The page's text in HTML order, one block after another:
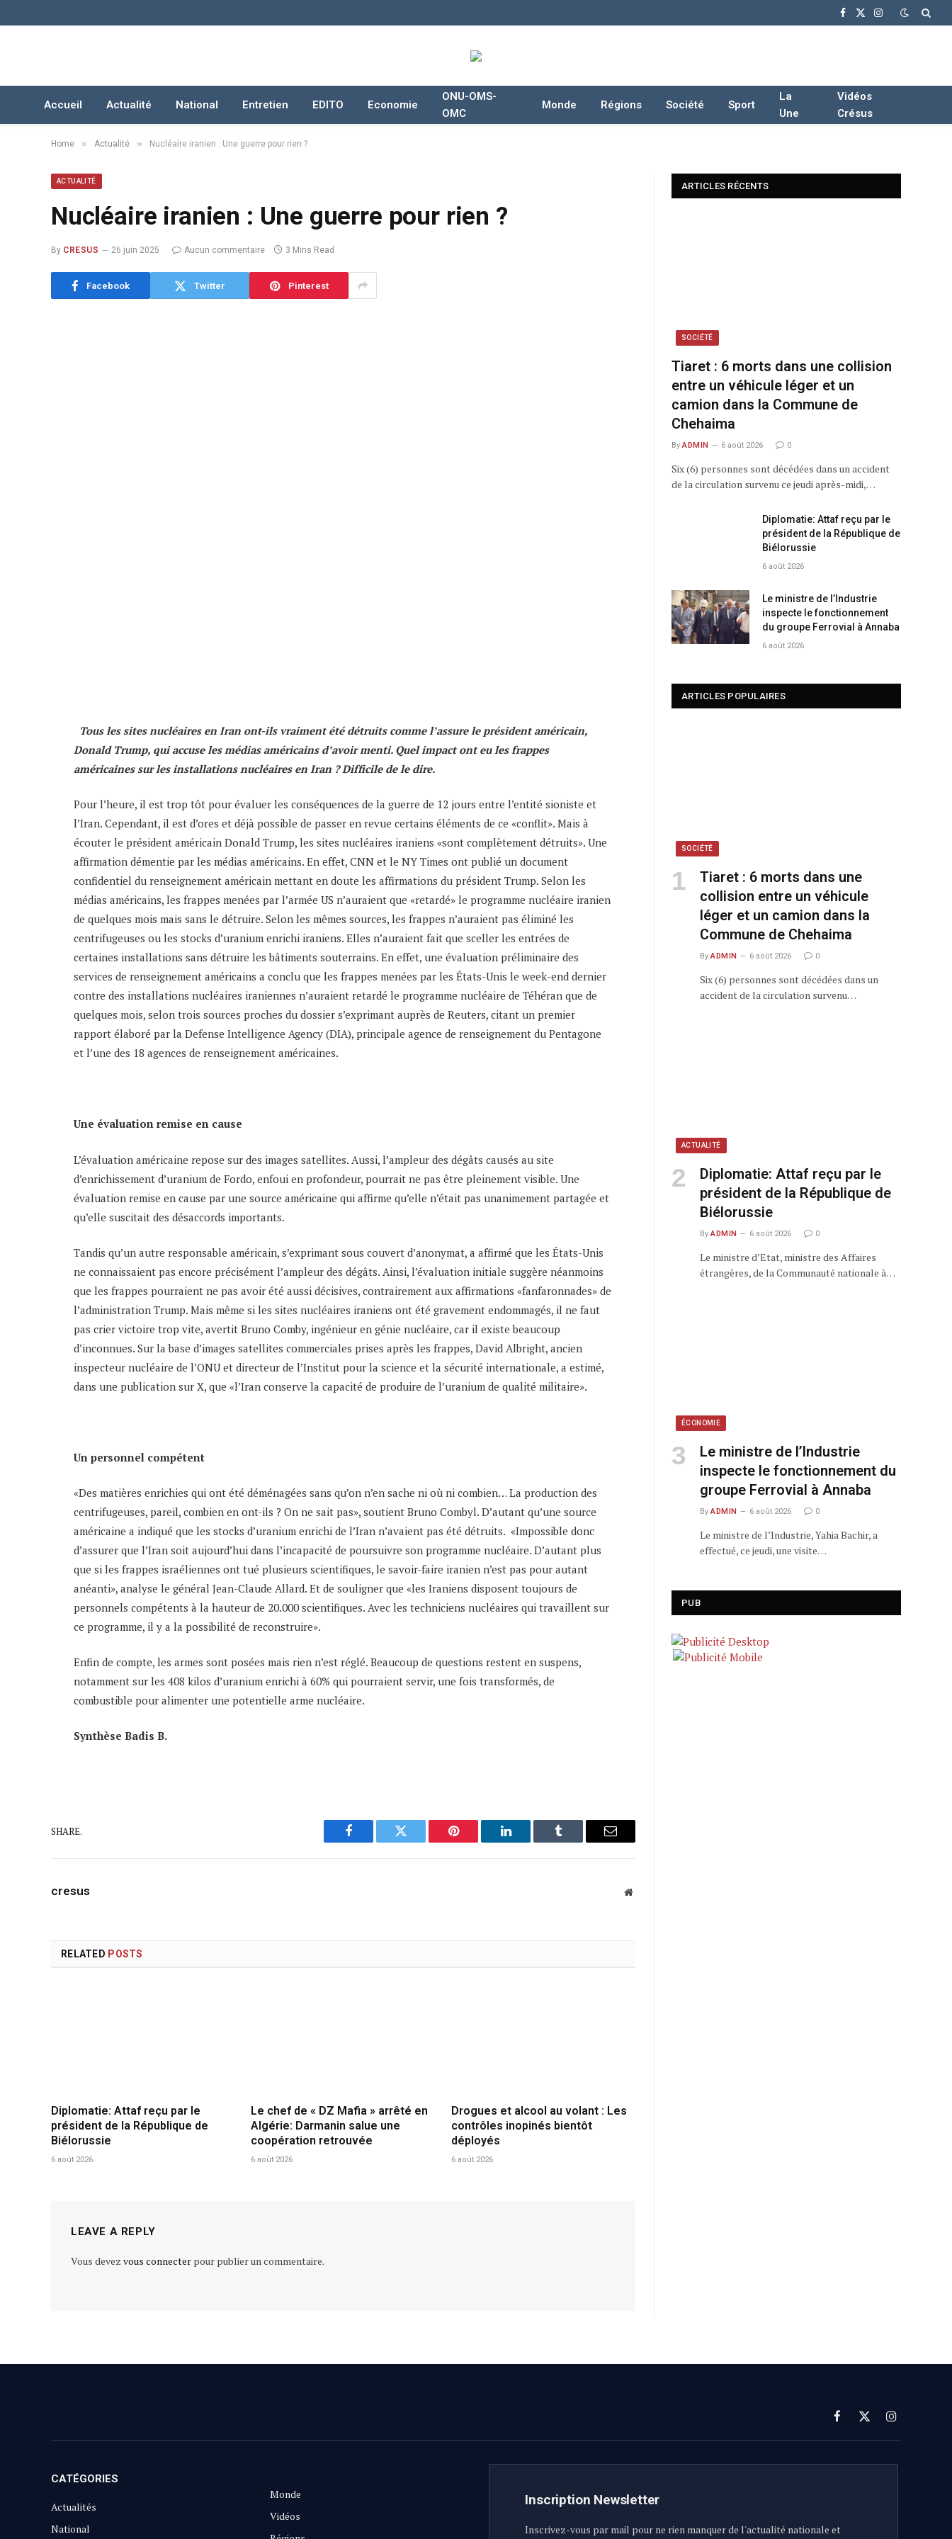
Facebook
X
Instagram
Accueil Actualité National Entretien EDITO Economie
ONU-OMS-
OMC
Monde Régions Société Sport
La
Une
Vidéos
Crésus
Home » Actualité » Nucléaire iranien : Une guerre pour rien ?
ACTUALITÉ
Nucléaire iranien : Une guerre pour rien ?
By CRESUS 26 juin 2025 Aucun commentaire 3 Mins Read
Facebook Twitter Pinterest
Tous les sites nucléaires en Iran ont-ils vraiment été détruits comme l’assure le président américain,
Donald Trump, qui accuse les médias américains d’avoir menti. Quel impact ont eu les frappes
américaines sur les installations nucléaires en Iran ? Difficile de le dire.
Pour l’heure, il est trop tôt pour évaluer les conséquences de la guerre de 12 jours entre l’entité sioniste et
l’Iran. Cependant, il est d’ores et déjà possible de passer en revue certains éléments de ce «conflit». Mais à
écouter le président américain Donald Trump, les sites nucléaires iraniens «sont complètement détruits». Une
affirmation démentie par les médias américains. En effet, CNN et le NY Times ont publié un document
confidentiel du renseignement américain mettant en doute les affirmations du président Trump. Selon les
médias américains, les frappes menées par l’armée US n’auraient que «retardé» le programme nucléaire iranien
de quelques mois mais sans le détruire. Selon les mêmes sources, les frappes n’auraient pas éliminé les
centrifugeuses ou les stocks d’uranium enrichi iraniens. Elles n’auraient fait que sceller les entrées de
certaines installations sans détruire les bâtiments souterrains. En effet, une évaluation préliminaire des
services de renseignement américains a conclu que les frappes menées par les États-Unis le week-end dernier
contre des installations nucléaires iraniennes n’auraient retardé le programme nucléaire de Téhéran que de
quelques mois, selon trois sources proches du dossier s’exprimant auprès de Reuters, citant un premier
rapport élaboré par la Defense Intelligence Agency (DIA), principale agence de renseignement du Pentagone
et l’une des 18 agences de renseignement américaines.
Une évaluation remise en cause
L’évaluation américaine repose sur des images satellites. Aussi, l’ampleur des dégâts causés au site
d’enrichissement d’uranium de Fordo, enfoui en profondeur, pourrait ne pas être pleinement visible. Une
évaluation remise en cause par une source américaine qui affirme qu’elle n’était pas unanimement partagée et
qu’elle suscitait des désaccords importants.
Tandis qu’un autre responsable américain, s’exprimant sous couvert d’anonymat, a affirmé que les États-Unis
ne connaissaient pas encore précisément l’ampleur des dégâts. Ainsi, l’évaluation initiale suggère néanmoins
que les frappes pourraient ne pas avoir été aussi décisives, contrairement aux affirmations «fanfaronnades» de
l’administration Trump. Mais même si les sites nucléaires iraniens ont été gravement endommagés, il ne faut
pas crier victoire trop vite, avertit Bruno Comby, ingénieur en génie nucléaire, car il existe beaucoup
d’inconnues. Sur la base d’images satellites commerciales prises après les frappes, David Albright, ancien
inspecteur nucléaire de l’ONU et directeur de l’Institut pour la science et la sécurité internationale, a estimé,
dans une publication sur X, que «l’Iran conserve la capacité de produire de l’uranium de qualité militaire».
Un personnel compétent
«Des matières enrichies qui ont été déménagées sans qu’on n’en sache ni où ni combien… La production des
centrifugeuses, pareil, combien en ont-ils ? On ne sait pas», soutient Bruno Combyl. D’autant qu’une source
américaine a indiqué que les stocks d’uranium enrichi de l’Iran n’avaient pas été détruits. «Impossible donc
d’assurer que l’Iran soit aujourd’hui dans l’incapacité de poursuivre son programme nucléaire. D’autant plus
que si les frappes israéliennes ont tué plusieurs scientifiques, le savoir-faire iranien n’est pas pour autant
anéanti», analyse le général Jean-Claude Allard. Et de souligner que «les Iraniens disposent toujours de
personnels compétents à la hauteur de 20.000 scientifiques. Avec les techniciens nucléaires qui travaillent sur
ce programme, il y a la possibilité de reconstruire».
Enfin de compte, les armes sont posées mais rien n’est réglé. Beaucoup de questions restent en suspens,
notamment sur les 408 kilos d’uranium enrichi à 60% qui pourraient servir, une fois transformés, de
combustible pour alimenter une potentielle arme nucléaire.
Synthèse Badis B.
SHARE.
Facebook Twitter Pinterest LinkedIn Tumblr Email
cresus Website
RELATED POSTS
Diplomatie: Attaf reçu par le
président de la République de
Biélorussie
6 août 2026
Le chef de « DZ Mafia » arrêté en
Algérie: Darmanin salue une
coopération retrouvée
6 août 2026
Drogues et alcool au volant : Les
contrôles inopinés bientôt
déployés
6 août 2026
LEAVE A REPLY
Vous devez vous connecter pour publier un commentaire.
ARTICLES RÉCENTS
SOCIÉTÉ
Tiaret : 6 morts dans une collision
entre un véhicule léger et un
camion dans la Commune de
Chehaima
By ADMIN 6 août 2026 0
Six (6) personnes sont décédées dans un accident
de la circulation survenu ce jeudi après-midi,…
Diplomatie: Attaf reçu par le
président de la République de
Biélorussie
6 août 2026
Le ministre de l’Industrie
inspecte le fonctionnement
du groupe Ferrovial à Annaba
6 août 2026
ARTICLES POPULAIRES
SOCIÉTÉ
Tiaret : 6 morts dans une
collision entre un véhicule
léger et un camion dans la
Commune de Chehaima
By ADMIN 6 août 2026 0
Six (6) personnes sont décédées dans un
accident de la circulation survenu…
ACTUALITÉ
Diplomatie: Attaf reçu par le
président de la République de
Biélorussie
By ADMIN 6 août 2026 0
Le ministre d’Etat, ministre des Affaires
étrangères, de la Communauté nationale à…
ÉCONOMIE
Le ministre de l’Industrie
inspecte le fonctionnement du
groupe Ferrovial à Annaba
By ADMIN 6 août 2026 0
Le ministre de l’Industrie, Yahia Bachir, a
effectué, ce jeudi, une visite…
PUB
Facebook
X
(Twitter)
Instagram
CATÉGORIES
Actualités
National
Monde
Vidéos
Inscription Newsletter
Inscrivez-vous par mail pour ne rien manquer de l'actualité nationale et